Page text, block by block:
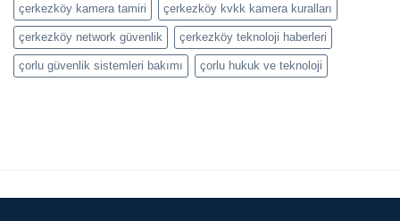
çerkezköy kamera tamiri çerkezköy kvkk kamera kuralları
çerkezköy network güvenlik çerkezköy teknoloji haberleri
çorlu güvenlik sistemleri bakımı çorlu hukuk ve teknoloji